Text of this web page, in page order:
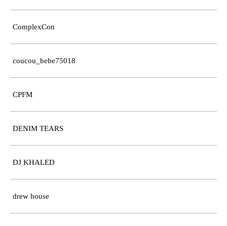
ComplexCon
coucou_bebe75018
CPFM
DENIM TEARS
DJ KHALED
drew house